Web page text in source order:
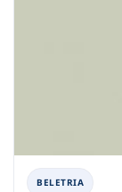
BELETRIA